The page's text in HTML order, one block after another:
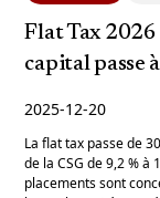
Flat Tax 2026
capital passe
2025-12-20
La flat tax passe de
de la CSG de 9,2 %
placements sont